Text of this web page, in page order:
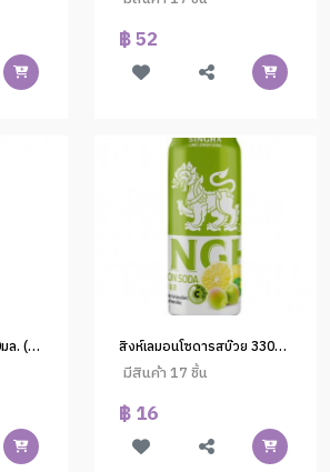
฿ 52
PTแชมพู โททัลแคร์ 120มล. (1*24) สิงห์เลมอนโซดารสบ๊วย 330ml.(1*24)
มีสินค้า 17 ชิ้น
฿ 16